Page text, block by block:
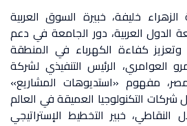
خليفة، خبيرة السوق العربية
الدول العربية، دور الجامعة في دعم
كفاءة الكهرباء في المنطقة
العوامري، الرئيس التنفيذي لشركة
مفهوم «استديوهات المشاريع»
شركات التكنولوجيا العميقة في العالم
النقاطي، خبير التخطيط الإستراتيجي